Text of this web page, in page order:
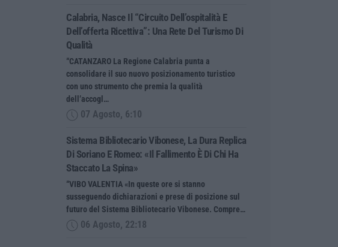
Calabria, Nasce Il “Circuito Dell’ospitalità E
Dell’offerta Ricettiva”: Una Rete Del Turismo Di
Qualità
“CATANZARO La Regione Calabria punta a
consolidare il suo nuovo posizionamento turistico
con uno strumento che premia la qualità
dell’accogl…
07 Agosto, 6:10
Sistema Bibliotecario Vibonese, La Dura Replica
Di Soriano E Romeo: «Il Fallimento È Di Chi Ha
Staccato La Spina»
“VIBO VALENTIA «In queste ore si stanno
susseguendo dichiarazioni e prese di posizione sul
futuro del Sistema Bibliotecario Vibonese. Compre…
06 Agosto, 22:18